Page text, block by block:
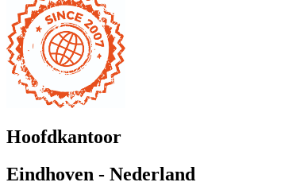
Hoofdkantoor
Eindhoven - Nederland